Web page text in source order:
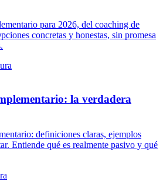
para 2026, del coaching de
concretas y honestas, sin promesa
la verdadera
definiciones claras, ejemplos
Entiende qué es realmente pasivo y qué